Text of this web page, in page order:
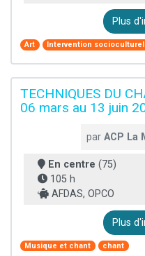
Plus
Art Intervention
TECHNIQUES DU
06 mars au 13 juin
parACP La
En centre (75)
105 h
AFDAS, OPCO
Plus
Musique et chant chant